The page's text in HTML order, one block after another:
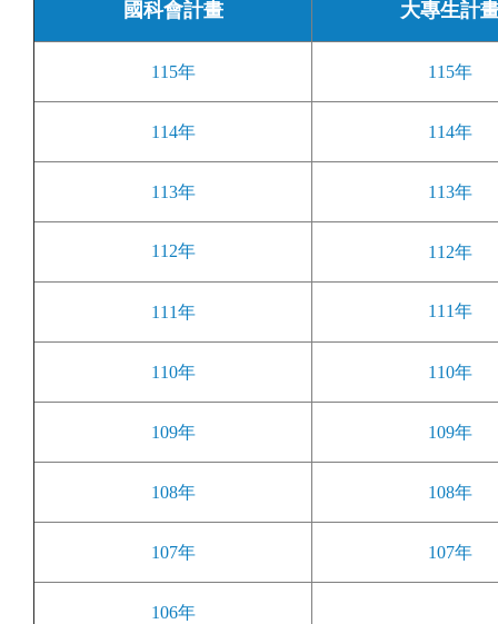
國科會計畫 大專生計
115年 115年
114年 114年
113年 113年
112年 112年
111年 111年
110年 110年
109年 109年
108年 108年
107年 107年
106年